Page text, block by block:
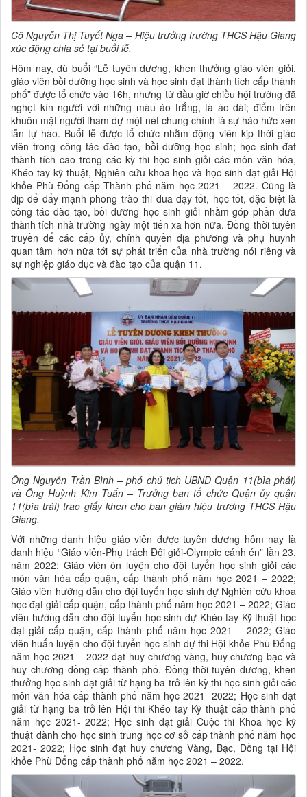
Cô Nguyễn Thị Tuyết Nga – Hiệu trưởng trường THCS Hậu Giang
xúc động chia sẻ tại buổi lễ.
Hôm nay, dù buổi “Lễ tuyên dương, khen thưởng giáo viên giỏi,
giáo viên bồi dưỡng học sinh và học sinh đạt thành tích cấp thành
phố” được tổ chức vào 16h, nhưng từ đầu giờ chiều hội trường đã
nghẹt kín người với những màu áo trắng, tà áo dài; điểm trên
khuôn mặt người tham dự một nét chung chính là sự háo hức xen
lẫn tự hào. Buổi lễ được tổ chức nhằm động viên kịp thời giáo
viên trong công tác đào tạo, bồi dưỡng học sinh; học sinh đat
thành tích cao trong các kỳ thi học sinh giỏi các môn văn hóa,
Khéo tay kỹ thuật, Nghiên cứu khoa học và học sinh đạt giải Hội
khỏe Phù Đổng cấp Thành phố năm học 2021 – 2022. Cũng là
dịp để đẩy mạnh phong trào thi đua dạy tốt, học tốt, đặc biệt là
công tác đào tạo, bồi dưỡng học sinh giỏi nhằm góp phần đưa
thành tích nhà trường ngày một tiến xa hơn nữa. Đồng thời tuyên
truyền để các cấp ủy, chính quyền địa phương và phụ huynh
quan tâm hơn nữa tới sự phát triển của nhà trường nói riêng và
sự nghiệp giáo dục và đào tạo của quận 11.
Ông Nguyễn Trần Bình – phó chủ tịch UBND Quận 11(bìa phải)
và Ông Huỳnh Kim Tuấn – Trưởng ban tổ chức Quận ủy quận
11(bìa trái) trao giấy khen cho ban giám hiệu trường THCS Hậu
Giang.
Với những danh hiệu giáo viên được tuyên dương hôm nay là
danh hiệu “Giáo viên-Phụ trách Đội giỏi-Olympic cánh én” lần 23,
năm 2022; Giáo viên ôn luyện cho đội tuyển học sinh giỏi các
môn văn hóa cấp quận, cấp thành phố năm học 2021 – 2022;
Giáo viên hướng dẫn cho đội tuyển học sinh dự Nghiên cứu khoa
học đạt giải cấp quận, cấp thành phố năm học 2021 – 2022; Giáo
viên hướng dẫn cho đội tuyển học sinh dự Khéo tay Kỹ thuật học
đạt giải cấp quận, cấp thành phố năm học 2021 – 2022; Giáo
viên huấn luyện cho đội tuyển học sinh dự thi Hội khỏe Phù Đổng
năm học 2021 – 2022 đạt huy chương vàng, huy chương bạc và
huy chương đồng cấp thành phố. Đồng thời tuyên dương, khen
thưởng học sinh đạt giải từ hạng ba trở lên kỳ thi học sinh giỏi các
môn văn hóa cấp thành phố năm học 2021- 2022; Học sinh đạt
giải từ hạng ba trở lên Hội thi Khéo tay Kỹ thuật cấp thành phố
năm học 2021- 2022; Học sinh đạt giải Cuộc thi Khoa học kỹ
thuật dành cho học sinh trung học cơ sở cấp thành phố năm học
2021- 2022; Học sinh đạt huy chương Vàng, Bạc, Đồng tại Hội
khỏe Phù Đổng cấp thành phố năm học 2021 – 2022.